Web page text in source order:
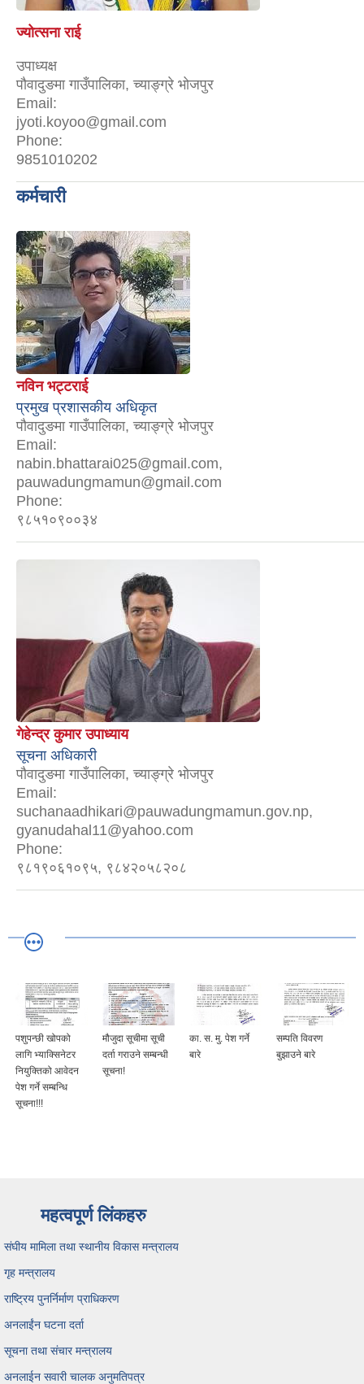
ज्योत्सना राई
उपाध्यक्ष
पौवादुङमा गाउँपालिका, च्याङ्ग्रे भोजपुर
Email:
jyoti.koyoo@gmail.com
Phone:
9851010202
कर्मचारी
नविन भट्टराई
प्रमुख प्रशासकीय अधिकृत
पौवादुङमा गाउँपालिका, च्याङ्ग्रे भोजपुर
Email:
nabin.bhattarai025@gmail.com,
pauwadungmamun@gmail.com
Phone:
९८५१०९००३४
गेहेन्द्र कुमार उपाध्याय
सूचना अधिकारी
पौवादुङमा गाउँपालिका, च्याङ्ग्रे भोजपुर
Email:
suchanaadhikari@pauwadungmamun.gov.np,
gyanudahal11@yahoo.com
Phone:
९८१९०६१०९५, ९८४२०५८२०८
पशुपन्छी खोपको
लागि भ्याक्सिनेटर
नियुक्तिको आवेदन
पेश गर्ने सम्बन्धि
सूचना!!!
मौजुदा सूचीमा सूची
दर्ता गराउने सम्बन्धी
सूचना!
का. स. मु. पेश गर्ने
बारे
सम्पति विवरण
बुझाउने बारे
महत्वपूर्ण लिंकहरु
संघीय मामिला तथा स्थानीय विकास मन्त्रालय
गृह मन्त्रालय
राष्ट्रिय पुनर्निर्माण प्राधिकरण
अनलाईंन घटना दर्ता
सूचना तथा संचार मन्त्रालय
अनलाईन सवारी चालक अनुमतिपत्र